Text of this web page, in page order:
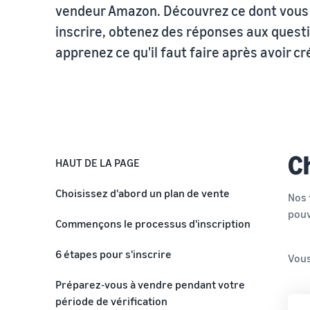
Acheminez les produits aux acheteurs
Consulter notre FAQ
Traitement des commandes clients
Découvrez des solutions adaptées pour expédier vos
Comment votre consultant Marketplace peut vous aider à
vous développer sur Amazon
Consulter notre FAQ
Centre de connaissances sur la TVA
Tout ce que vous devez savoir sur la TVA en un seul
endroit
vendeur Amazon. Découvrez ce dont
inscrire, obtenez des réponses aux
apprenez ce qu'il faut faire après avoir
HAUT DE LA PAGE
Choisissez d'abord un plan de vente
Commençons le processus d'inscription
passe
6 étapes pour s'inscrire
l'entreprise
Préparez-vous à vendre pendant votre
période de vérification